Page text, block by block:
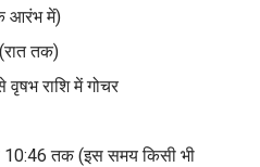
आरंभ में)
तक)
वृषभ राशि में गोचर
तक (इस समय किसी भी